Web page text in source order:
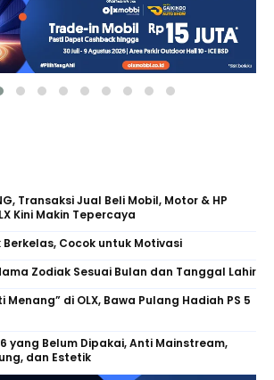
Transaksi Jual Beli Mobil, Motor & HP
Kini Makin Tepercaya
Cocok untuk Motivasi
Zodiak Sesuai Bulan dan Tanggal Lahir
di OLX, Bawa Pulang Hadiah PS 5
yang Belum Dipakai, Anti Mainstream,
dan Estetik